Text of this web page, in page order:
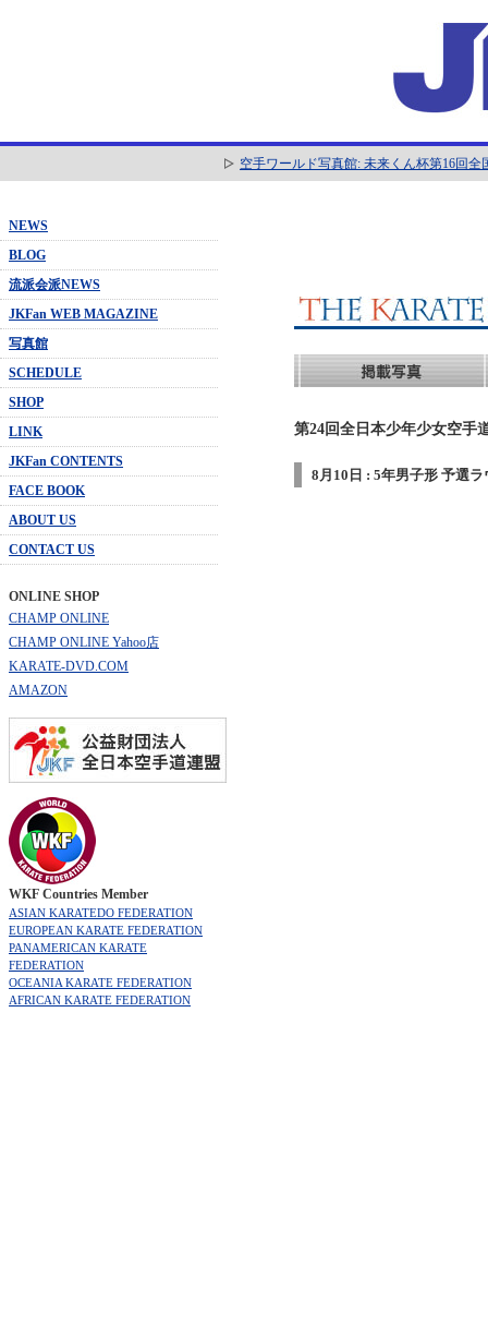
空手ワールド写真館: 未来くん杯第16回
NEWS
BLOG
流派会派NEWS
JKFan WEB MAGAZINE
写真館
SCHEDULE
SHOP
LINK
JKFan CONTENTS
FACE BOOK
ABOUT US
CONTACT US
ONLINE SHOP
CHAMP ONLINE
CHAMP ONLINE Yahoo店
KARATE-DVD.COM
AMAZON
WKF Countries Member
ASIAN KARATEDO FEDERATION
EUROPEAN KARATE FEDERATION
PANAMERICAN KARATE
FEDERATION
OCEANIA KARATE FEDERATION
AFRICAN KARATE FEDERATION
第24回全日本少年少女空手
8月10日 : 5年男子形 予選